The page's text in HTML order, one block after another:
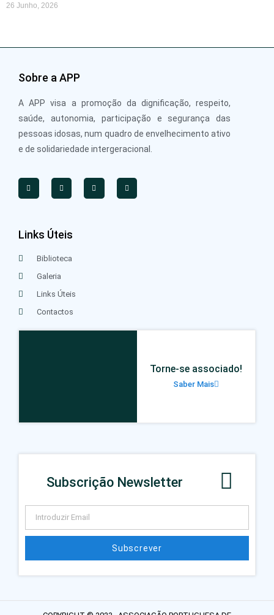
26 Junho, 2026
Sobre a APP
A APP visa a promoção da dignificação, respeito,
saúde, autonomia, participação e segurança das
pessoas idosas, num quadro de envelhecimento ativo
e de solidariedade intergeracional.
Links Úteis
Biblioteca
Galeria
Links Úteis
Contactos
Torne-se associado!
Saber Mais
Subscrição Newsletter
Subscrever